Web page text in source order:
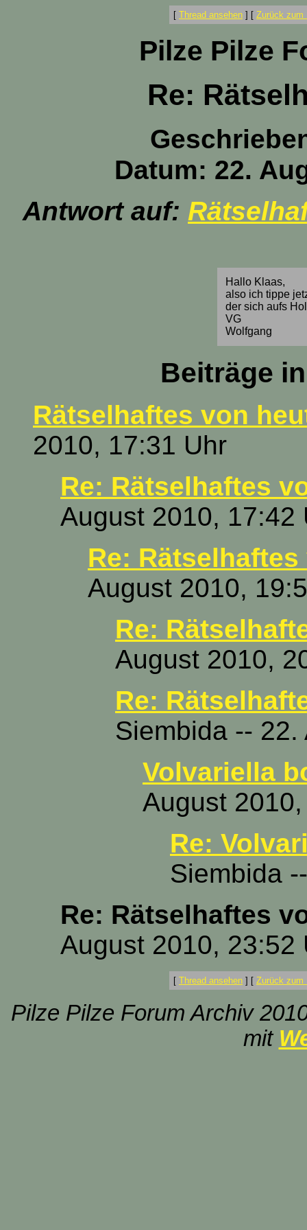
[ Thread ansehen ] [ Zurück zum
Pilze Pilze
Re:
Datum: 22.
Antwort auf:
Hallo Klaas,
also ich tippe
der sich aufs
VG
Wolfgang
Beiträge
Rätselhaftes von
2010, 17:31 Uhr
Re: Rätselhaftes
August 2010, 17:42
Re:
August 2010,
Re:
August 2010,
Re:
Siembida --
Volvariella
August
Re:
Siembida
Re: Rätselhaftes
August 2010, 23:52
[ Thread ansehen ] [ Zurück zum
Pilze Pilze Forum Archiv
mit